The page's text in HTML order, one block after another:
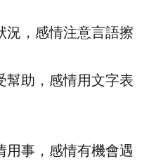
況，感情注意言語擦
幫助，感情用文字表
用事，感情有機會遇